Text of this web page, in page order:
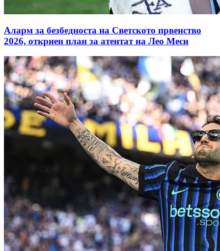
Аларм за безбедноста на Светското првенство
2026, откриен план за атентат на Лео Меси